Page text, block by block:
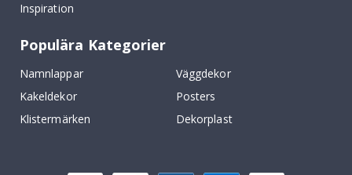
Inspiration
Populära Kategorier
Namnlappar
Väggdekor
Kakeldekor
Posters
Klistermärken
Dekorplast